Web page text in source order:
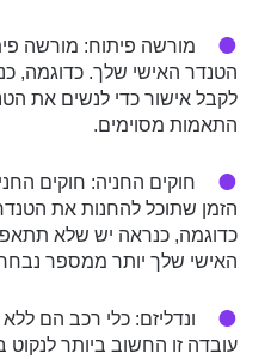
מורשה פיתוח: מורשה
הטנדר האישי שלך. כדוגמה,
לקבל אישור כדי לנשים את
התאמות מסוימים.
חוקים החניה: חוקים
הזמן שתוכל להחנות את
כדוגמה, כנראה יש שלא
האישי שלך יותר ממספר
ונדליזם: כלי רכב הם
עובדה זו החשוב ביותר לנקוט